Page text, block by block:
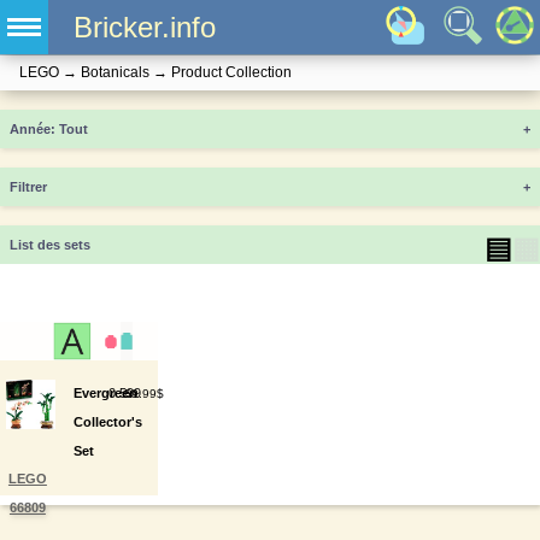
Bricker.info
LEGO → Botanicals → Product Collection
Année +
Filtrer +
List des sets ▤
LEGO
66809
Evergreen
Collector's
Set
0599
59.99$